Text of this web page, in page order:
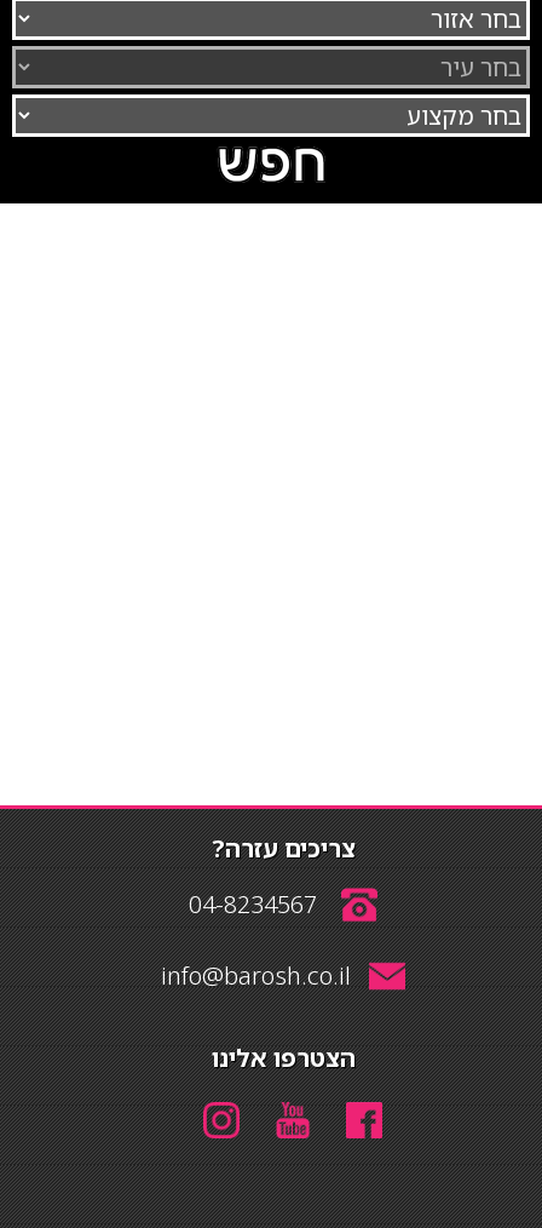
צריכים עזרה?
04-8234567
info@barosh.co.il
הצטרפו אלינו